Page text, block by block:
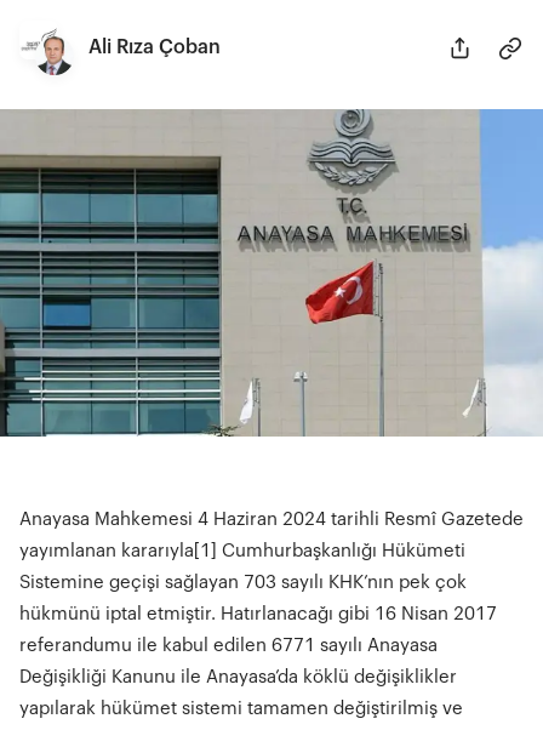
Ali Rıza Çoban
Anayasa Mahkemesi 4 Haziran 2024 tarihli Resmî Gazetede
yayımlanan kararıyla [1] Cumhurbaşkanlığı Hükümeti
Sistemine geçişi sağlayan 703 sayılı KHK’nın pek çok
hükmünü iptal etmiştir. Hatırlanacağı gibi 16 Nisan 2017
referandumu ile kabul edilen 6771 sayılı Anayasa
Değişikliği Kanunu ile Anayasa’da köklü değişiklikler
yapılarak hükümet sistemi tamamen değiştirilmiş ve